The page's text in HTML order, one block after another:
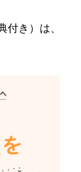
付き）は、